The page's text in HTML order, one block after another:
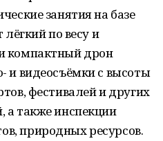
занятия на базе
лёгкий по весу и
компактный дрон
и видеосъёмки с высоты
фестивалей и других
а также инспекции
природных ресурсов.